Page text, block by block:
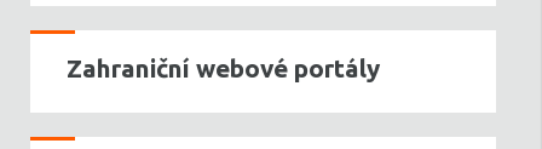
Zahraniční webové portály